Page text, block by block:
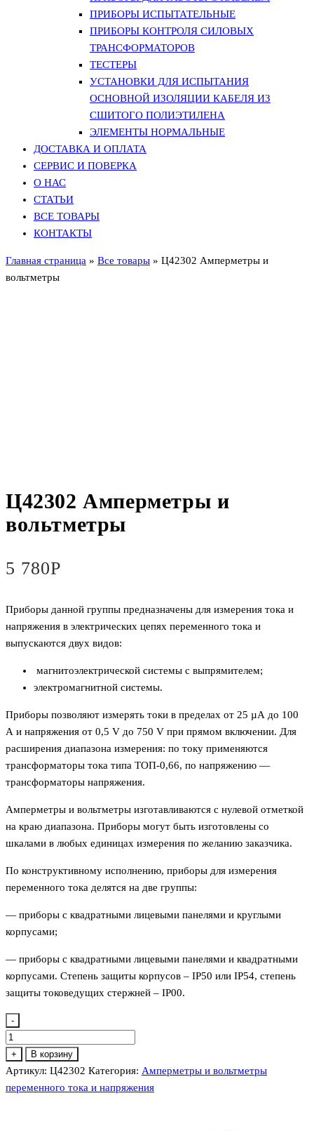
ПРИБОРЫ ИСПЫТАТЕЛЬНЫЕ
ПРИБОРЫ КОНТРОЛЯ СИЛОВЫХ
ТРАНСФОРМАТОРОВ
ТЕСТЕРЫ
УСТАНОВКИ ДЛЯ ИСПЫТАНИЯ
ОСНОВНОЙ ИЗОЛЯЦИИ КАБЕЛЯ ИЗ
СШИТОГО ПОЛИЭТИЛЕНА
ЭЛЕМЕНТЫ НОРМАЛЬНЫЕ
ДОСТАВКА И ОПЛАТА
СЕРВИС И ПОВЕРКА
О НАС
СТАТЬИ
ВСЕ ТОВАРЫ
КОНТАКТЫ
Главная страница » Все товары » Ц42302 Амперметры и
вольтметры
Ц42302 Амперметры и
вольтметры
5 780Р
Приборы данной группы предназначены для измерения тока и
напряжения в электрических цепях переменного тока и
выпускаются двух видов:
магнитоэлектрической системы с выпрямителем;
электромагнитной системы.
Приборы позволяют измерять токи в пределах от 25 µА до 100
А и напряжения от 0,5 V до 750 V при прямом включении. Для
расширения диапазона измерения: по току применяются
трансформаторы тока типа ТОП-0,66, по напряжению —
трансформаторы напряжения.
Амперметры и вольтметры изготавливаются с нулевой отметкой
на краю диапазона. Приборы могут быть изготовлены со
шкалами в любых единицах измерения по желанию заказчика.
По конструктивному исполнению, приборы для измерения
переменного тока делятся на две группы:
— приборы с квадратными лицевыми панелями и круглыми
корпусами;
— приборы с квадратными лицевыми панелями и квадратными
корпусами. Степень защиты корпусов – IP50 или IP54, степень
защиты токоведущих стержней – IP00.
-
Количество
товара
Ц42302
Амперметры
+ В корзину
Артикул: Ц42302 Категория: Амперметры и вольтметры
переменного тока и напряжения